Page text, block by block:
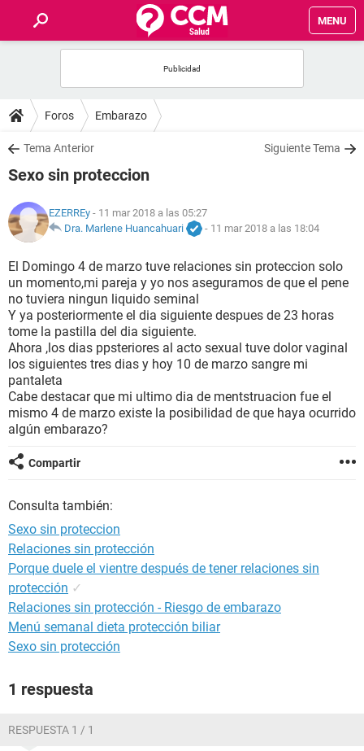
MENU
FOROS
SALUD
NUTRICIÓN
BIENESTAR
SEXUALIDAD
GLOSARIO
Foros Embarazo
Tema Anterior Siguiente Tema
Sexo sin proteccion
EZERREy - 11 mar 2018 a las 05:27
Dra. Marlene Huancahuari
- 11 mar 2018 a las 18:04
El Domingo 4 de marzo tuve relaciones sin proteccion solo
un momento,mi pareja y yo nos aseguramos de que el pene
no tuviera ningun liquido seminal
Y ya posteriormente el dia siguiente despues de 23 horas
tome la pastilla del dia siguiente.
Ahora ,los dias ppsteriores al acto sexual tuve dolor vaginal
los siguientes tres dias y hoy 10 de marzo sangre mi
pantaleta
Cabe destacar que mi ultimo dia de mentstruacion fue el
mismo 4 de marzo existe la posibilidad de que haya ocurrido
algún embarazo?
Compartir
Consulta también:
Sexo sin proteccion
Relaciones sin protección
Porque duele el vientre después de tener relaciones sin
protección ✓
Relaciones sin protección - Riesgo de embarazo
Menú semanal dieta protección biliar
Sexo sin protección
1 respuesta
RESPUESTA 1 / 1